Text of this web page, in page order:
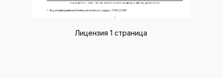
Лицензия 1 страница